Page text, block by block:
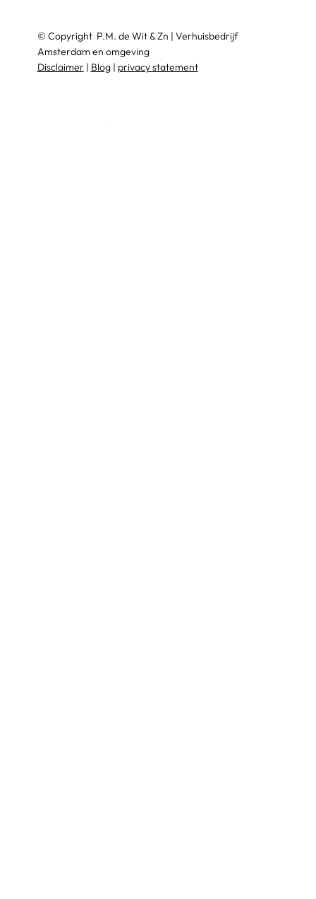
© Copyright P.M. de Wit & Zn | Verhuisbedrijf
Amsterdam en omgeving
Disclaimer| Blog| privacy statement